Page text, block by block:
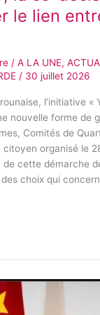
le lien
/ A LA UNE,
/ 30 juillet 2026
l’initiative «
nouvelle forme de
Comités de
citoyen organisé le
cette démarche
choix qui